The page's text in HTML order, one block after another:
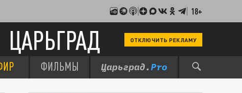
18+
ЦАРЬГРАД ОТКЛЮЧИТЬ РЕКЛАМУ
ФИЛЬМЫ